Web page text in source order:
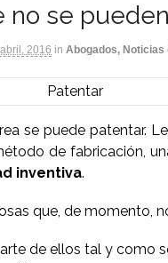
no se
2016 in Abogados, Noticias
se puede patentar.
de fabricación,
inventiva.
que, de momento,
de ellos tal y como